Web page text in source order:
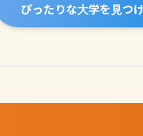
ぴったりな大学を見つ